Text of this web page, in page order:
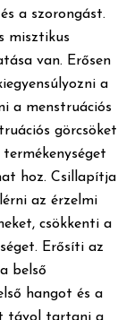
a szorongást.
misztikus
van. Erősen
a
a menstruációs
görcsöket
hoz. Csillapítja
az érzelmi
csökkenti a
Erősíti az
belső
hangot és a